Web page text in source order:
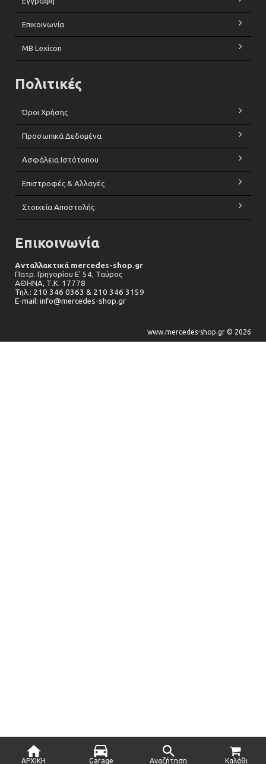
ΑΡΧΙΚΗ Garage Αναζήτηση Καλάθι
Επικοινωνία
MB Lexicon
Πολιτικές
Όροι Χρήσης
Προσωπικά Δεδομένα
Ασφάλεια Ιστότοπου
Επιστροφές & Αλλαγές
Στοιχεία Αποστολής
Επικοινωνία
Ανταλλακτικά mercedes-shop.gr
Πατρ. Γρηγορίου Ε' 54, Ταύρος
ΑΘΗΝΑ, Τ.Κ. 17778
Τηλ.: 210 346 0363 & 210 346 3159
E-mail: info@mercedes-shop.gr
www.mercedes-shop.gr © 2026